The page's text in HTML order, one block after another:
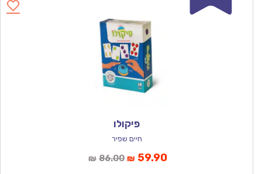
פיקולו
חיים שפיר
₪ 86.00המחיר
₪ 59.90המחיר